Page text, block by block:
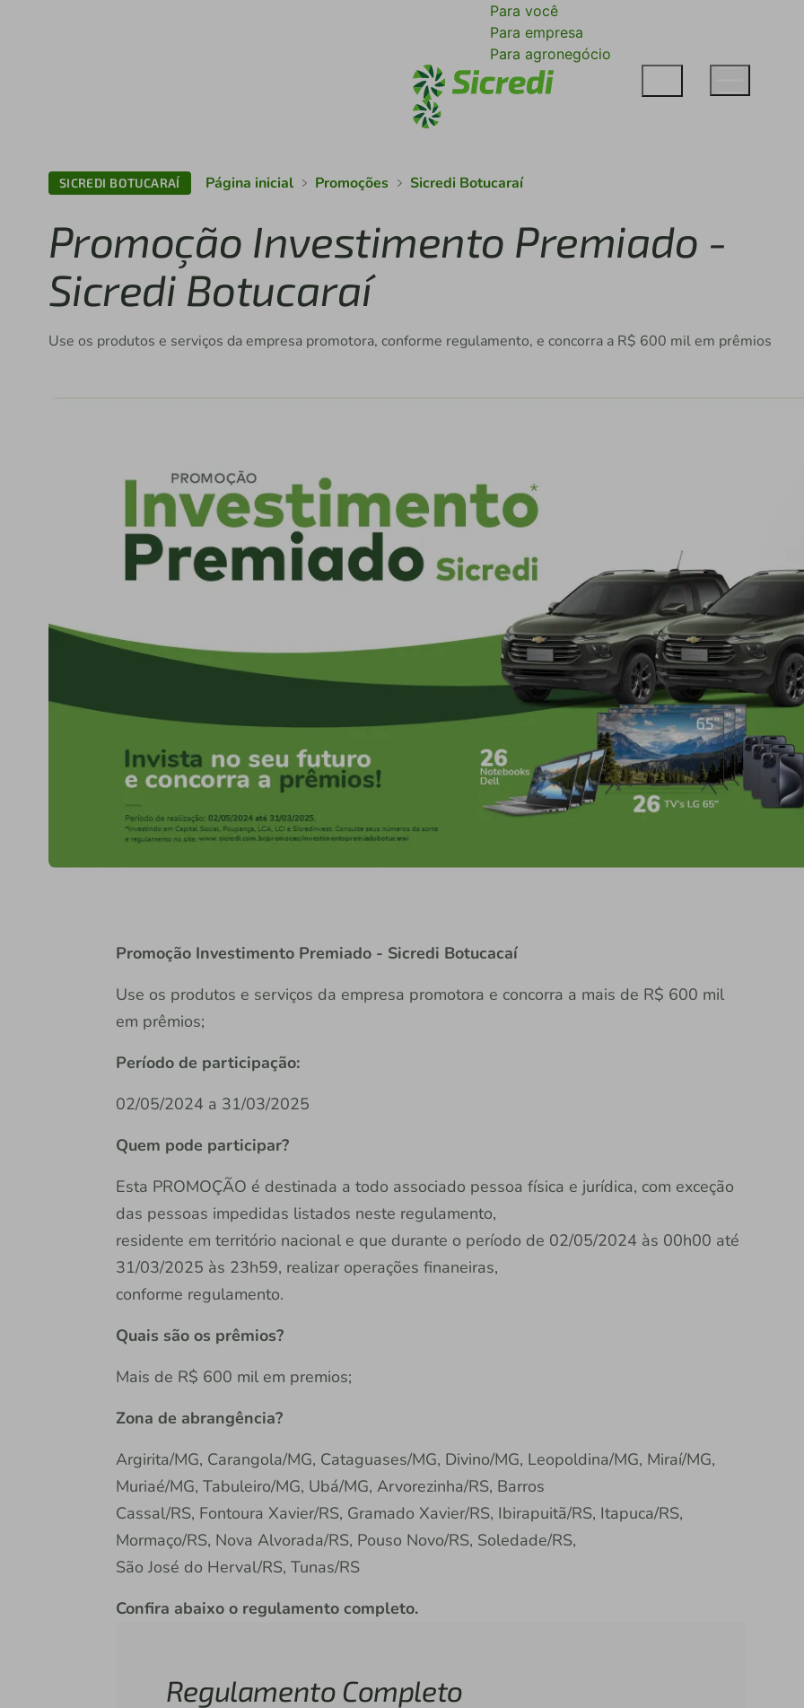
Para você
Para empresa
Para agronegócio
SICREDI BOTUCARAÍ Página inicial Promoções Sicredi Botucaraí
Promoção Investimento Premiado -
Sicredi Botucaraí
Use os produtos e serviços da empresa promotora, conforme regulamento, e concorra a R$ 600 mil em prêmios
Promoção Investimento Premiado - Sicredi Botucacaí
Use os produtos e serviços da empresa promotora e concorra a mais de R$ 600 mil
em prêmios;
Período de participação:
02/05/2024 a 31/03/2025
Quem pode participar?
Esta PROMOÇÃO é destinada a todo associado pessoa física e jurídica, com exceção
das pessoas impedidas listados neste regulamento,
residente em território nacional e que durante o período de 02/05/2024 às 00h00 até
31/03/2025 às 23h59, realizar operações finaneiras,
conforme regulamento.
Quais são os prêmios?
Mais de R$ 600 mil em premios;
Zona de abrangência?
Argirita/MG, Carangola/MG, Cataguases/MG, Divino/MG, Leopoldina/MG, Miraí/MG,
Muriaé/MG, Tabuleiro/MG, Ubá/MG, Arvorezinha/RS, Barros
Cassal/RS, Fontoura Xavier/RS, Gramado Xavier/RS, Ibirapuitã/RS, Itapuca/RS,
Mormaço/RS, Nova Alvorada/RS, Pouso Novo/RS, Soledade/RS,
São José do Herval/RS, Tunas/RS
Confira abaixo o regulamento completo.
Regulamento Completo